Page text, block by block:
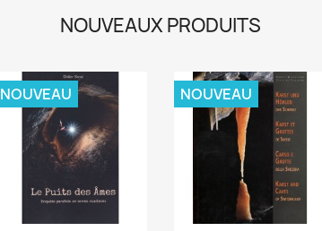
NOUVEAUX PRODUITS
NOUVEAU NOUVEAU